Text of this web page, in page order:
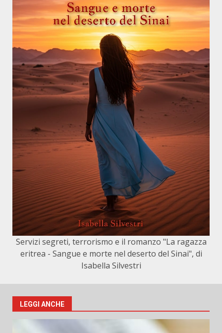
Servizi segreti, terrorismo e il romanzo "La ragazza
eritrea - Sangue e morte nel deserto del Sinai", di
Isabella Silvestri
LEGGI ANCHE